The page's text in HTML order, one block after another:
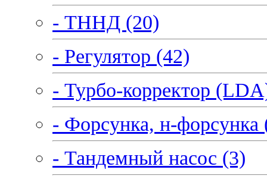
- ТННД (20)
- Регулятор (42)
- Турбо-корректор
- Форсунка, н-форсунка
- Тандемный насос (3)